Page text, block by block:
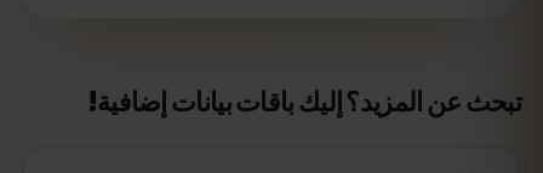
تبحث عن المزيد؟ إليك باقات بيانات إضافية!